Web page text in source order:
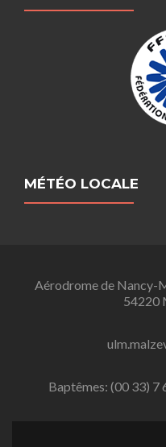
MÉTÉO LOCALE
Aérodrome de Nancy-
54220
Baptêmes: (00 33) 7